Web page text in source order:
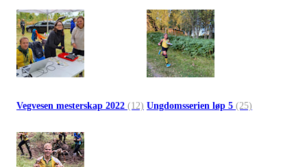
Vegvesen mesterskap 2022 (12) Ungdomsserien løp 5 (25)